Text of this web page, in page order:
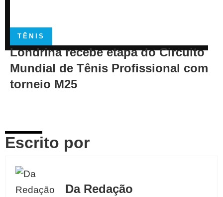
TÊNIS
Londrina recebe etapa do Circuito
Mundial de Tênis Profissional com
torneio M25
Escrito por
Da Redação